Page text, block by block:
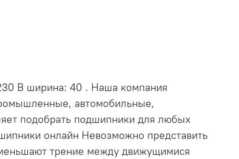
В ширина: 40 . Наша компания
автомобильные,
подобрать подшипники для любых
онлайн Невозможно представить
трение между движущимися